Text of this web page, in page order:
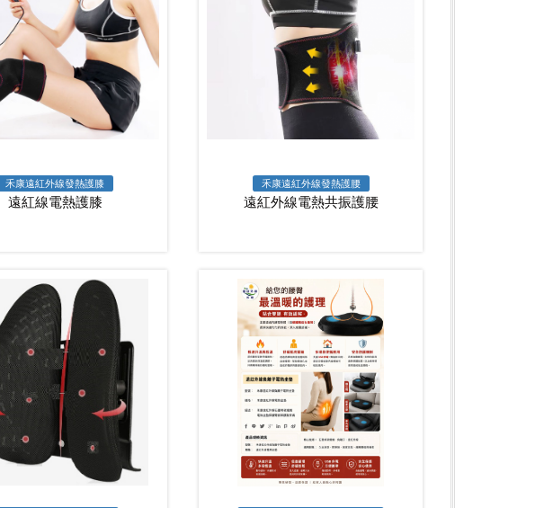
禾康遠紅外線發熱護膝
遠紅線電熱護膝
禾康遠紅外線發熱護腰
遠紅外線電熱共振護腰